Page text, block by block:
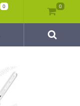
0 0